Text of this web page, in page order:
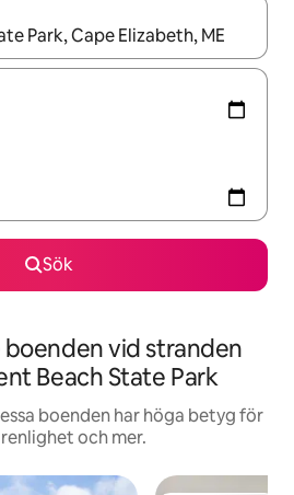
kan du navigera med upp- och
Sök
vid stranden
Beach State Park
boenden har höga betyg för
och mer.